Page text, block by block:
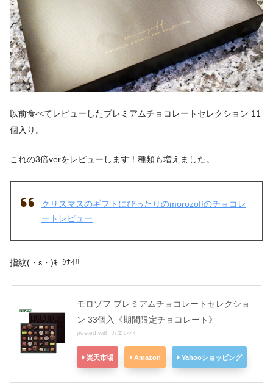
以前食べてレビューしたプレミアムチョコレートセレクション 11
個入り。
これの3倍verをレビューします！種類も増えました。
クリスマスのギフトにぴったりのmorozoffのチョコレ
ートレビュー
指紋(・ε・)ｷﾆｼﾅｲ!!
モロゾフ プレミアムチョコレートセレクショ
ン 33個入《期間限定チョコレート》
posted with カエレバ
楽天市場 Amazon Yahooショッピング